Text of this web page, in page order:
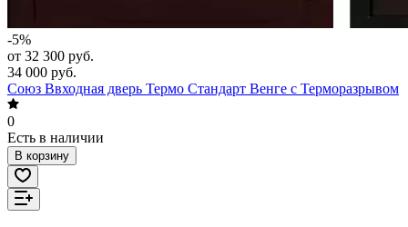
-5%
от 32 300 руб.
34 000 руб.
Союз Ввходная дверь Термо Стандарт Венге с Терморазрывом
0
Есть в наличии
В корзину